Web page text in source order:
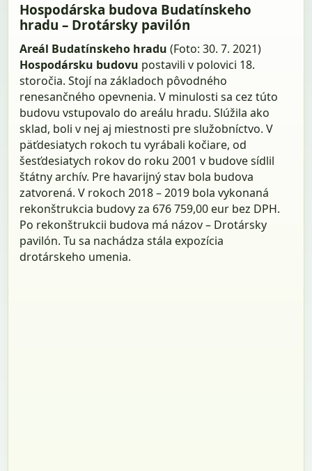
Hospodárska budova Budatínskeho
hradu – Drotársky pavilón
Areál Budatínskeho hradu (Foto: 30. 7. 2021)
Hospodársku budovu postavili v polovici 18.
storočia. Stojí na základoch pôvodného
renesančného opevnenia. V minulosti sa cez túto
budovu vstupovalo do areálu hradu. Slúžila ako
sklad, boli v nej aj miestnosti pre služobníctvo. V
päťdesiatych rokoch tu vyrábali kočiare, od
šesťdesiatych rokov do roku 2001 v budove sídlil
štátny archív. Pre havarijný stav bola budova
zatvorená. V rokoch 2018 – 2019 bola vykonaná
rekonštrukcia budovy za 676 759,00 eur bez DPH.
Po rekonštrukcii budova má názov – Drotársky
pavilón. Tu sa nachádza stála expozícia
drotárskeho umenia.